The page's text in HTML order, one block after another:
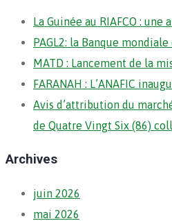
La Guinée au RIAFCO :
PAGL2: la Banque
MATD : Lancement de la
FARANAH : L’ANAFIC
Avis d’attribution du
de Quatre Vingt Six (86)
Archives
juin 2026
mai 2026